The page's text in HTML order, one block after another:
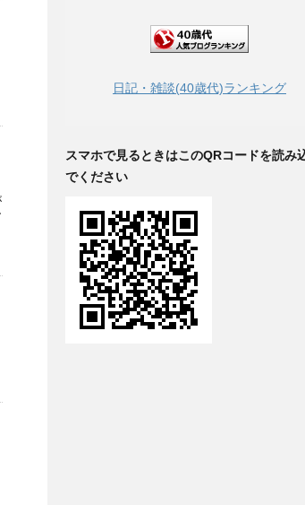
日記・雑談(40歳代)ランキング
スマホで見るときはこのQRコードを読み
でください